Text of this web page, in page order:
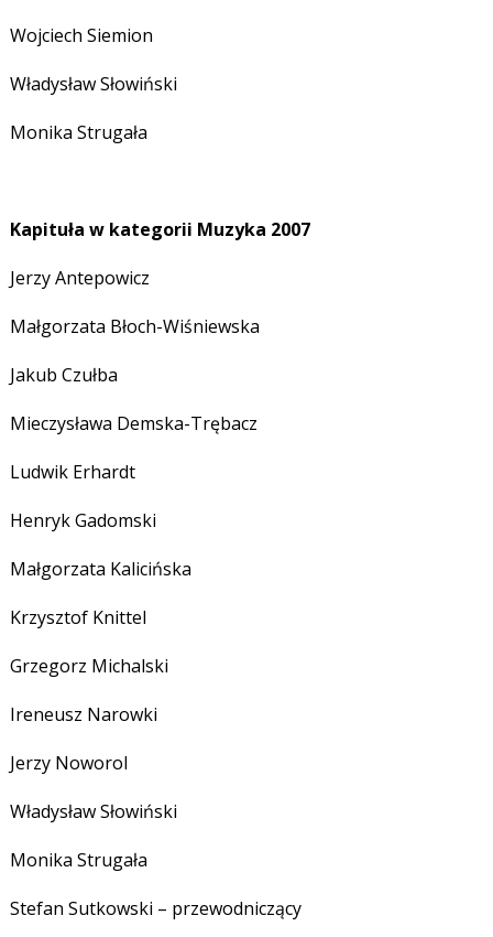
Wojciech Siemion
Władysław Słowiński
Monika Strugała
Kapituła w kategorii Muzyka 2007
Jerzy Antepowicz
Małgorzata Błoch-Wiśniewska
Jakub Czułba
Mieczysława Demska-Trębacz
Ludwik Erhardt
Henryk Gadomski
Małgorzata Kalicińska
Krzysztof Knittel
Grzegorz Michalski
Ireneusz Narowki
Jerzy Noworol
Władysław Słowiński
Monika Strugała
Stefan Sutkowski – przewodniczący